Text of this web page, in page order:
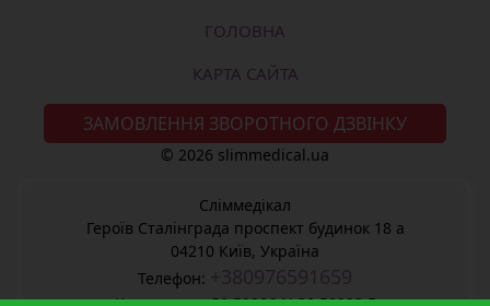
ГОЛОВНА
КАРТА САЙТА
ЗАМОВЛЕННЯ ЗВОРОТНОГО ДЗВІНКУ
© 2026 slimmedical.ua
Сліммедікал
Героїв Сталінграда проспект будинок 18 а
04210 Київ, Україна
Телефон: